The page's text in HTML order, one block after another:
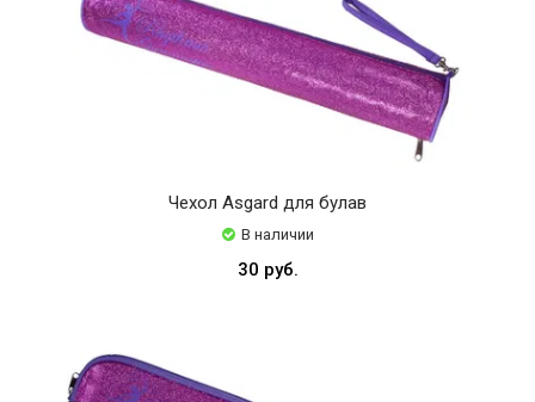
Чехол Asgard для булав
В наличии
30 руб.